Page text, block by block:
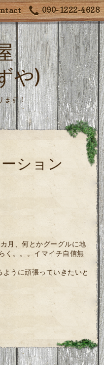
090-1222-4628
や)
ます！
ション
月、何とかグーグルに地
く。。。イマイチ自信無
うに頑張っていきたいと